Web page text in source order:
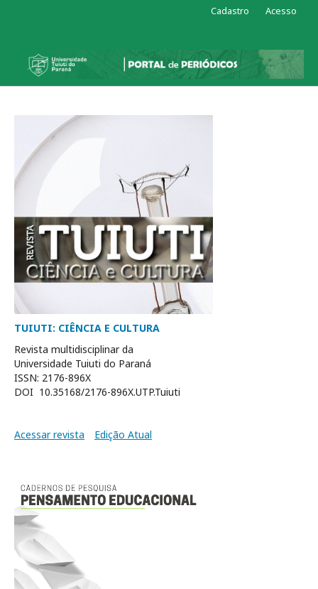
Cadastro Acesso
TUIUTI: CIÊNCIA E CULTURA
Revista multidisciplinar da
Universidade Tuiuti do Paraná
ISSN: 2176-896X
DOI 10.35168/2176-896X.UTP.Tuiuti
Acessar revista Edição Atual